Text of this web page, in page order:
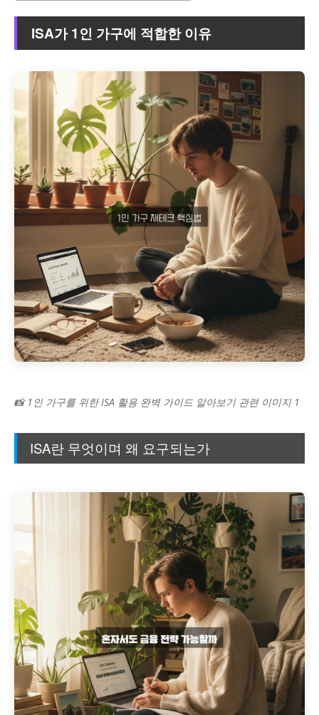
ISA가 1인 가구에 적합한 이유
📸 1인 가구를 위한 ISA 활용 완벽 가이드 알아보기 관련 이미지 1
ISA란 무엇이며 왜 요구되는가